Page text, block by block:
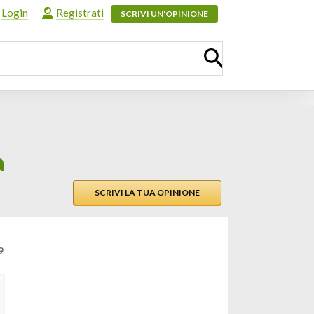
Login Registrati SCRIVI UN'OPINIONE
SCRIVI LA TUA OPINIONE